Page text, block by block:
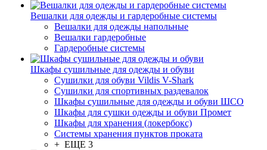
Вешалки для одежды и гардеробные системы
Вешалки для одежды напольные
Вешалки гардеробные
Гардеробные системы
Шкафы сушильные для одежды и обуви
Сушилки для обуви Vildis V-Shark
Сушилки для спортивных раздевалок
Шкафы сушильные для одежды и обуви ШСО
Шкафы для сушки одежды и обуви Промет
Шкафы для хранения (локербокс)
Системы хранения пунктов проката
+ ЕЩЕ 3